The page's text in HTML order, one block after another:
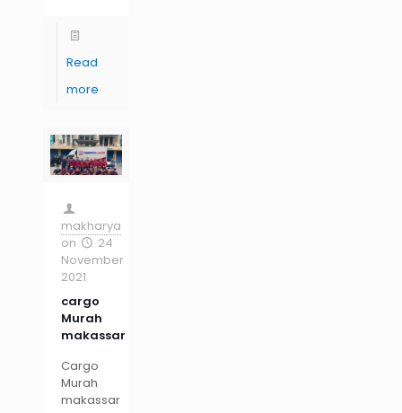
Read
more
makharya
on
24
November
2021
cargo
Murah
makassar
Cargo
Murah
makassar